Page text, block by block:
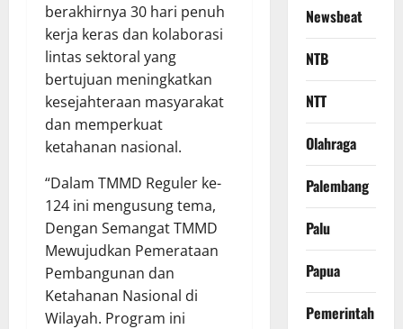
berakhirnya 30 hari penuh
kerja keras dan kolaborasi
lintas sektoral yang
bertujuan meningkatkan
kesejahteraan masyarakat
dan memperkuat
ketahanan nasional.
“Dalam TMMD Reguler ke-
124 ini mengusung tema,
Dengan Semangat TMMD
Mewujudkan Pemerataan
Pembangunan dan
Ketahanan Nasional di
Wilayah. Program ini
Newsbeat
NTB
NTT
Olahraga
Palembang
Palu
Papua
Pemerintah